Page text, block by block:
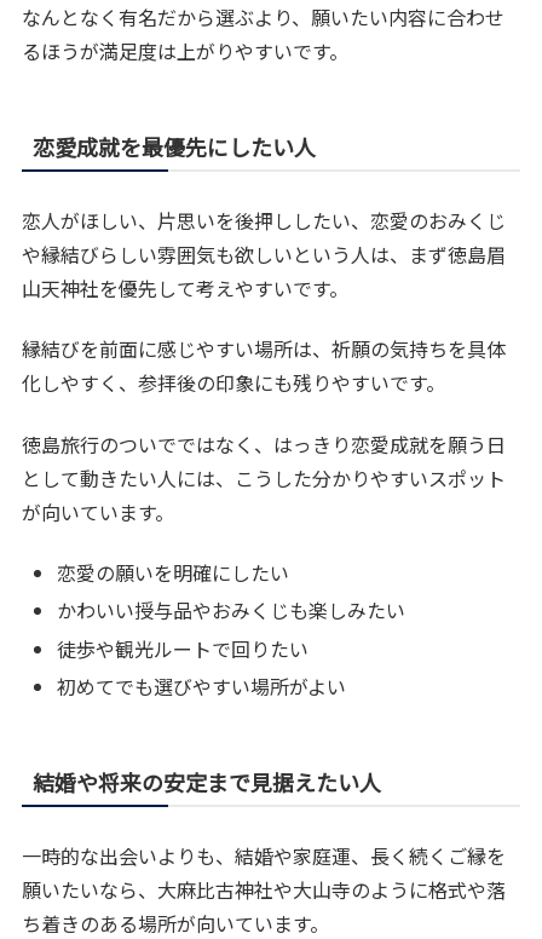
なんとなく有名だから選ぶより、願いたい内容に合わせ
るほうが満足度は上がりやすいです。
恋愛成就を最優先にしたい人
恋人がほしい、片思いを後押ししたい、恋愛のおみくじ
や縁結びらしい雰囲気も欲しいという人は、まず徳島眉
山天神社を優先して考えやすいです。
縁結びを前面に感じやすい場所は、祈願の気持ちを具体
化しやすく、参拝後の印象にも残りやすいです。
徳島旅行のついでではなく、はっきり恋愛成就を願う日
として動きたい人には、こうした分かりやすいスポット
が向いています。
恋愛の願いを明確にしたい
かわいい授与品やおみくじも楽しみたい
徒歩や観光ルートで回りたい
初めてでも選びやすい場所がよい
結婚や将来の安定まで見据えたい人
一時的な出会いよりも、結婚や家庭運、長く続くご縁を
願いたいなら、大麻比古神社や大山寺のように格式や落
ち着きのある場所が向いています。